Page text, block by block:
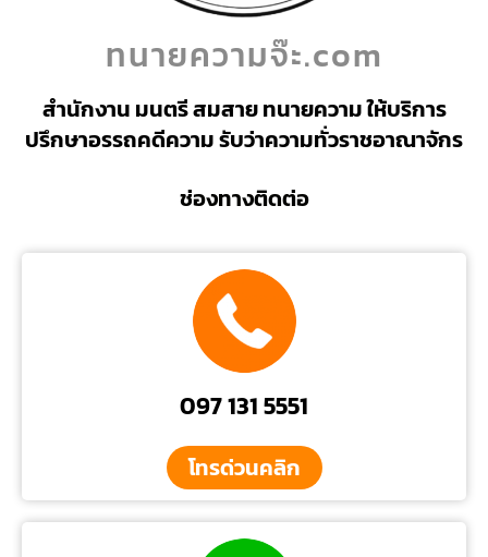
ทนายความจ๊ะ.com
สำนักงาน มนตรี สมสาย ทนายความ ให้บริการ
ปรึกษาอรรถคดีความ รับว่าความทั่วราชอาณาจักร
ช่องทางติดต่อ
097 131 5551
โทรด่วนคลิก